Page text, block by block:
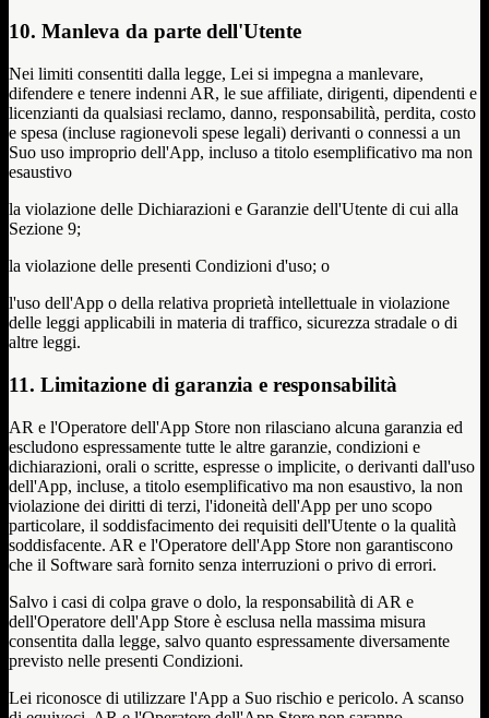
10. Manleva da parte dell'Utente
Nei limiti consentiti dalla legge, Lei si impegna a manlevare,
difendere e tenere indenni AR, le sue affiliate, dirigenti, dipendenti e
licenzianti da qualsiasi reclamo, danno, responsabilità, perdita, costo
e spesa (incluse ragionevoli spese legali) derivanti o connessi a un
Suo uso improprio dell'App, incluso a titolo esemplificativo ma non
esaustivo
la violazione delle Dichiarazioni e Garanzie dell'Utente di cui alla
Sezione 9;
la violazione delle presenti Condizioni d'uso; o
l'uso dell'App o della relativa proprietà intellettuale in violazione
delle leggi applicabili in materia di traffico, sicurezza stradale o di
altre leggi.
11. Limitazione di garanzia e responsabilità
AR e l'Operatore dell'App Store non rilasciano alcuna garanzia ed
escludono espressamente tutte le altre garanzie, condizioni e
dichiarazioni, orali o scritte, espresse o implicite, o derivanti dall'uso
dell'App, incluse, a titolo esemplificativo ma non esaustivo, la non
violazione dei diritti di terzi, l'idoneità dell'App per uno scopo
particolare, il soddisfacimento dei requisiti dell'Utente o la qualità
soddisfacente. AR e l'Operatore dell'App Store non garantiscono
che il Software sarà fornito senza interruzioni o privo di errori.
Salvo i casi di colpa grave o dolo, la responsabilità di AR e
dell'Operatore dell'App Store è esclusa nella massima misura
consentita dalla legge, salvo quanto espressamente diversamente
previsto nelle presenti Condizioni.
Lei riconosce di utilizzare l'App a Suo rischio e pericolo. A scanso